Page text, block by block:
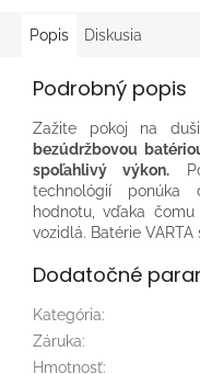
Popis Diskusia
Podrobný popis
Zažite pokoj na
bezúdržbovou
spoľahlivý výkon.
technológií ponúka
hodnotu, vďaka
vozidlá. Batérie
Dodatočné
Kategória:
Záruka:
Hmotnosť: